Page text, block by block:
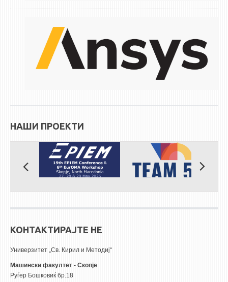
ОГЛАСНА ТАБЛА
СООПШТЕНИЈА
СТИПЕНДИИ/ПРАКСИ
СТИПЕНДИИ
ПРАКСИ
КОНТАКТ
НАШИ ПРОЕКТИ
КОНТАКТИРАЈТЕ НЕ
Универзитет „Св. Кирил и Методиј“
Машински факултет - Скопје
Руѓер Бошковиќ бр.18